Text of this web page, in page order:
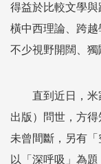
得益於比較文學
橫中西理論、跨
不少視野開闊、獨
直到近日，米
出版）問世，方得
未曾間斷，另有
以「深呼吸」為題